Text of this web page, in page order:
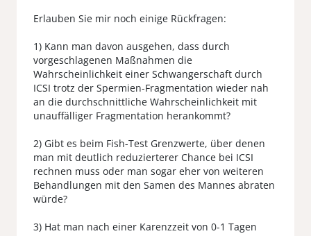
Erlauben Sie mir noch einige Rückfragen:
1) Kann man davon ausgehen, dass durch
vorgeschlagenen Maßnahmen die
Wahrscheinlichkeit einer Schwangerschaft durch
ICSI trotz der Spermien-Fragmentation wieder nah
an die durchschnittliche Wahrscheinlichkeit mit
unauffälliger Fragmentation herankommt?
2) Gibt es beim Fish-Test Grenzwerte, über denen
man mit deutlich reduzierterer Chance bei ICSI
rechnen muss oder man sogar eher von weiteren
Behandlungen mit den Samen des Mannes abraten
würde?
3) Hat man nach einer Karenzzeit von 0-1 Tagen